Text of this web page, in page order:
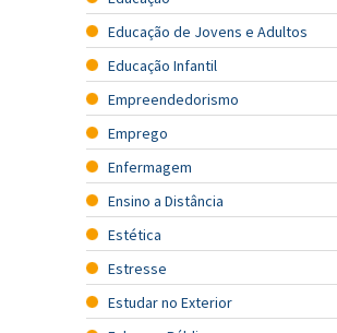
Educação de Jovens e Adultos
Educação Infantil
Empreendedorismo
Emprego
Enfermagem
Ensino a Distância
Estética
Estresse
Estudar no Exterior